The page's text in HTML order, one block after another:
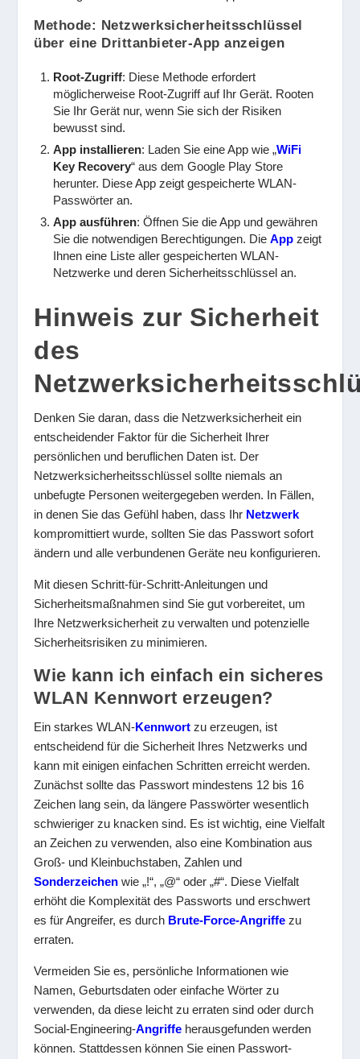
Methode: Netzwerksicherheitsschlüssel
über eine Drittanbieter-App anzeigen
Root-Zugriff: Diese Methode erfordert
möglicherweise Root-Zugriff auf Ihr Gerät. Rooten
Sie Ihr Gerät nur, wenn Sie sich der Risiken
bewusst sind.
App installieren: Laden Sie eine App wie „WiFi
Key Recovery“ aus dem Google Play Store
herunter. Diese App zeigt gespeicherte WLAN-
Passwörter an.
App ausführen: Öffnen Sie die App und gewähren
Sie die notwendigen Berechtigungen. DieApp zeigt
Ihnen eine Liste aller gespeicherten WLAN-
Netzwerke und deren Sicherheitsschlüssel an.
Hinweis zur Sicherheit
des
Denken Sie daran, dass die Netzwerksicherheit ein
entscheidender Faktor für die Sicherheit Ihrer
persönlichen und beruflichen Daten ist. Der
Netzwerksicherheitsschlüssel sollte niemals an
unbefugte Personen weitergegeben werden. In Fällen,
in denen Sie das Gefühl haben, dass Ihr Netzwerk
kompromittiert wurde, sollten Sie das Passwort sofort
ändern und alle verbundenen Geräte neu konfigurieren.
Mit diesen Schritt-für-Schritt-Anleitungen und
Sicherheitsmaßnahmen sind Sie gut vorbereitet, um
Ihre Netzwerksicherheit zu verwalten und potenzielle
Sicherheitsrisiken zu minimieren.
Wie kann ich einfach ein sicheres
WLAN Kennwort erzeugen?
Ein starkes WLAN-Kennwortzu erzeugen, ist
entscheidend für die Sicherheit Ihres Netzwerks und
kann mit einigen einfachen Schritten erreicht werden.
Zunächst sollte das Passwort mindestens 12 bis 16
Zeichen lang sein, da längere Passwörter wesentlich
schwieriger zu knacken sind. Es ist wichtig, eine Vielfalt
an Zeichen zu verwenden, also eine Kombination aus
Groß- und Kleinbuchstaben, Zahlen und
Sonderzeichen wie „!“, „@“ oder „#“. Diese Vielfalt
erhöht die Komplexität des Passworts und erschwert
es für Angreifer, es durch Brute-Force-Angriffe zu
erraten.
Vermeiden Sie es, persönliche Informationen wie
Namen, Geburtsdaten oder einfache Wörter zu
verwenden, da diese leicht zu erraten sind oder durch
Social-Engineering-Angriffe herausgefunden werden
können. Stattdessen können Sie einen Passwort-